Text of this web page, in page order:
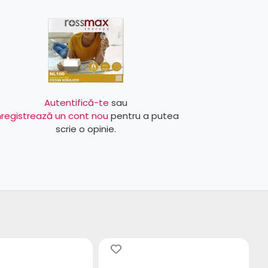
Autentifică-te sau
un cont nou pentru a putea
scrie o opinie.